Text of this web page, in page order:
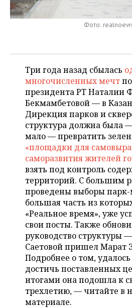
ТЕЛЕКОММУНИКАЦИИ
БИЗНЕС-БРАНЧИ
ONLINE-КОНФЕРЕНЦИИ
ОТКРЫТАЯ ЛЕКЦИЯ
ФУТБОЛ
БАСКЕТБОЛ
ВОЛЕЙБОЛ
КИБЕРСПОРТ
ФИГУРНОЕ КАТАНИЕ
ВОДНЫЕ ВИДЫ СПОРТА
ХОККЕЙ С МЯЧОМ
НОВОСТИ ОБЩЕСТВА
ИНФРАСТРУКТУРА
ИСТОРИЯ
КУЛЬТУРА
МЕДИЦИНА
ОБРАЗОВАНИЕ
ПРОИСШЕСТВИЯ
ФОТОГАЛЕРЕЯ
СПРАВОЧНИК
СПИСОК ПЕРСОН
СПИСОК КОМПАНИЙ
ПОЛНАЯ ВЕРСИЯ
Фото:
Три года назад сбылась
многочисленных мечт
президента РТ Наталии
Бекмамбетовой — в
Дирекция парков и
структура должна была
мало — превратить
«площадки для
саморазвития жителей
взять под контроль
территорий. С большим
проведены выборы
большая часть из
«Реальное время», уже
свои посты. Также
руководство структуры
Саетовой пришел Марат
Подробнее о том,
достичь поставленных
итогами она подошла к
трехлетию, — читайте в
материале.